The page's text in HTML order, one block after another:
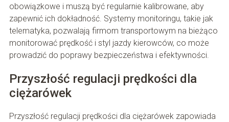
obowiązkowe i muszą być regularnie kalibrowane, aby
zapewnić ich dokładność. Systemy monitoringu, takie jak
telematyka, pozwalają firmom transportowym na bieżąco
monitorować prędkość i styl jazdy kierowców, co może
prowadzić do poprawy bezpieczeństwa i efektywności.
Przyszłość regulacji prędkości dla
ciężarówek
Przyszłość regulacji prędkości dla ciężarówek zapowiada